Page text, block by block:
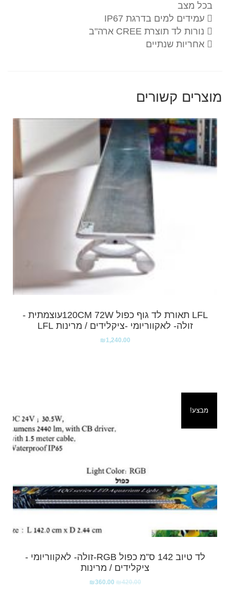
בכל מצב
 עמידים למים בדרגת IP67
 נורות לד תוצרת CREE ארה"ב
 אחריות שנתיים
מוצרים קשורים
LFL תאורת לד גוף כפול 120CM 72Wעוצמתית -
זולה- לאקווריומי -ציקלידים / מרינות LFL
₪1,240.00
מבצע!
לד טיוב 142 ס”מ כפול RGB-זולה- לאקווריומי -
ציקלידים / מרינות
₪420.00
₪360.00